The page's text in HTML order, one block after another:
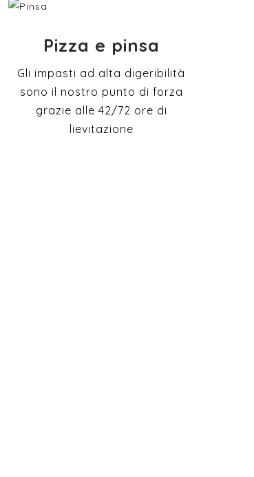
Pizza e pinsa
Gli impasti ad alta digeribilità
sono il nostro punto di forza
grazie alle 42/72 ore di
lievitazione